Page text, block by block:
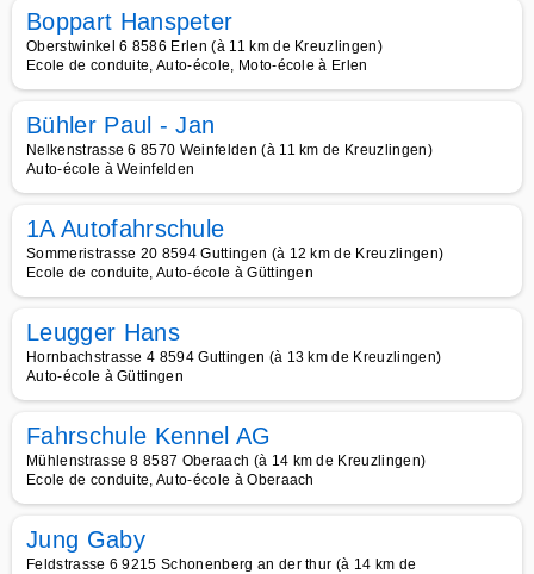
Boppart Hanspeter
Oberstwinkel 6 8586 Erlen (à 11 km de Kreuzlingen)
Ecole de conduite, Auto-école, Moto-école à Erlen
Bühler Paul - Jan
Nelkenstrasse 6 8570 Weinfelden (à 11 km de Kreuzlingen)
Auto-école à Weinfelden
1A Autofahrschule
Sommeristrasse 20 8594 Guttingen (à 12 km de Kreuzlingen)
Ecole de conduite, Auto-école à Güttingen
Leugger Hans
Hornbachstrasse 4 8594 Guttingen (à 13 km de Kreuzlingen)
Auto-école à Güttingen
Fahrschule Kennel AG
Mühlenstrasse 8 8587 Oberaach (à 14 km de Kreuzlingen)
Ecole de conduite, Auto-école à Oberaach
Jung Gaby
Feldstrasse 6 9215 Schonenberg an der thur (à 14 km de